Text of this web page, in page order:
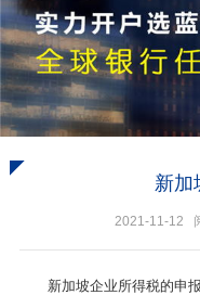
新加
2021-11-12
新加坡企业所得税的申